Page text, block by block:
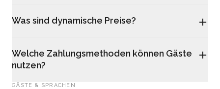
Was sind dynamische Preise?
Welche Zahlungsmethoden können Gäste
nutzen?
GÄSTE & SPRACHEN